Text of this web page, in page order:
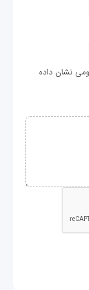
نشان داده